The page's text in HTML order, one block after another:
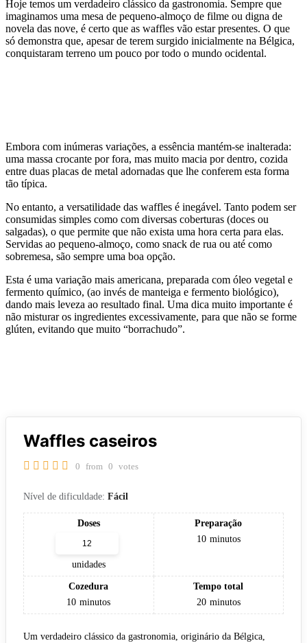
Hoje temos um verdadeiro clássico da gastronomia. Sempre que
imaginamos uma mesa de pequeno-almoço de filme ou digna de
novela das nove, é certo que as waffles vão estar presentes. O que
só demonstra que, apesar de terem surgido inicialmente na Bélgica,
conquistaram terreno um pouco por todo o mundo ocidental.
Embora com inúmeras variações, a essência mantém-se inalterada:
uma massa crocante por fora, mas muito macia por dentro, cozida
entre duas placas de metal adornadas que lhe conferem esta forma
tão típica.
No entanto, a versatilidade das waffles é inegável. Tanto podem ser
consumidas simples como com diversas coberturas (doces ou
salgadas), o que permite que não exista uma hora certa para elas.
Servidas ao pequeno-almoço, como snack de rua ou até como
sobremesa, são sempre uma boa opção.
Esta é uma variação mais americana, preparada com óleo vegetal e
fermento químico, (ao invés de manteiga e fermento biológico),
dando mais leveza ao resultado final. Uma dica muito importante é
não misturar os ingredientes excessivamente, para que não se forme
glúten, evitando que muito “borrachudo”.
Waffles caseiros
0 from 0 votes
Nível de dificuldade: Fácil
Doses
unidades
Preparação
10 minutos
Cozedura
10 minutos
Tempo total
20 minutos
Um verdadeiro clássico da gastronomia, originário da Bélgica,